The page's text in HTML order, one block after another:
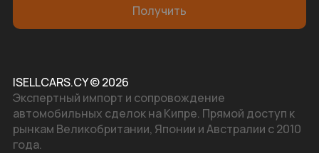
Получить
ISELLCARS.CY © 2026
Экспертный импорт и сопровождение
автомобильных сделок на Кипре. Прямой доступ к
рынкам Великобритании, Японии и Австралии с 2010
года.